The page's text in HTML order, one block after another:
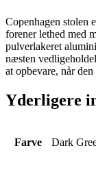
Copenhagen stolen
forener lethed med
pulverlakeret
næsten
at opbevare, når
Yderligere
Farve Dark